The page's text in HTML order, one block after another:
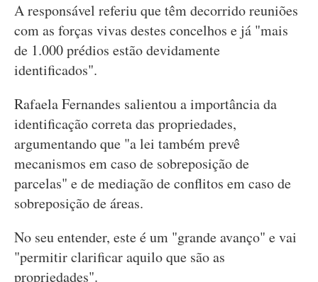
A responsável referiu que têm decorrido reuniões
com as forças vivas destes concelhos e já "mais
de 1.000 prédios estão devidamente
identificados".
Rafaela Fernandes salientou a importância da
identificação correta das propriedades,
argumentando que "a lei também prevê
mecanismos em caso de sobreposição de
parcelas" e de mediação de conflitos em caso de
sobreposição de áreas.
No seu entender, este é um "grande avanço" e vai
"permitir clarificar aquilo que são as
propriedades".